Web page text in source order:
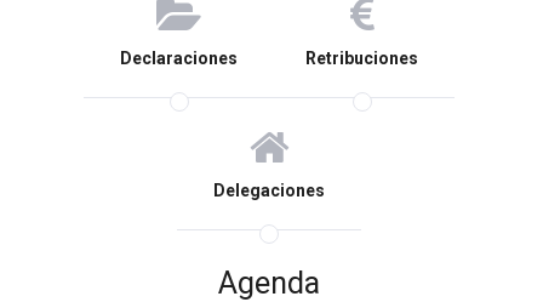
Declaraciones Retribuciones
Delegaciones
Agenda